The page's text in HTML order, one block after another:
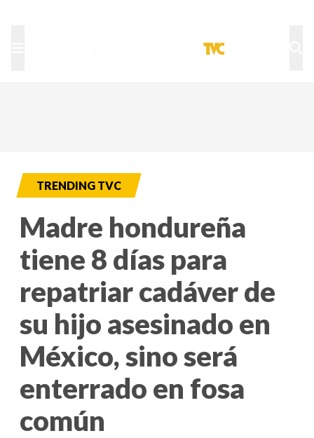
TRENDING TVC
Madre hondureña
tiene 8 días para
repatriar cadáver de
su hijo asesinado en
México, sino será
enterrado en fosa
común